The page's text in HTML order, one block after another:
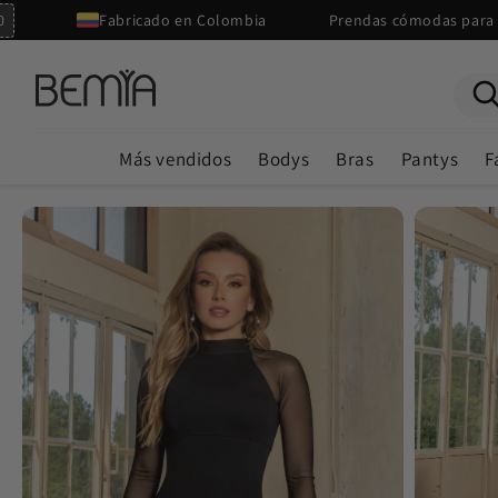
Ir
directamente
al contenido
Fabricado en Colombia Prendas cómodas para uso
Más vendidos Bodys Bras Pantys